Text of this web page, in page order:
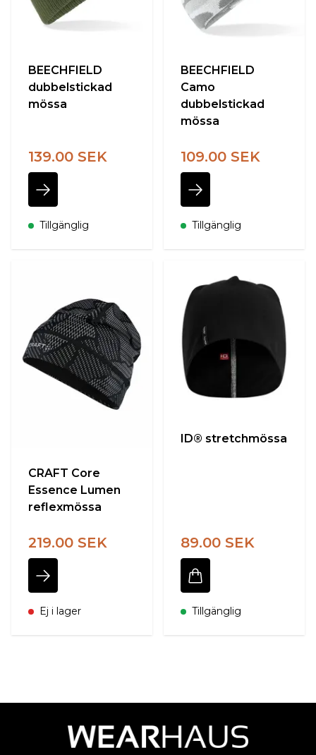
BEECHFIELD
dubbelstickad
mössa
139.00 SEK
Tillgänglig
BEECHFIELD
Camo
dubbelstickad
mössa
109.00 SEK
Tillgänglig
CRAFT Core
Essence Lumen
reflexmössa
219.00 SEK
Ej i lager
ID® stretchmössa
89.00 SEK
Tillgänglig